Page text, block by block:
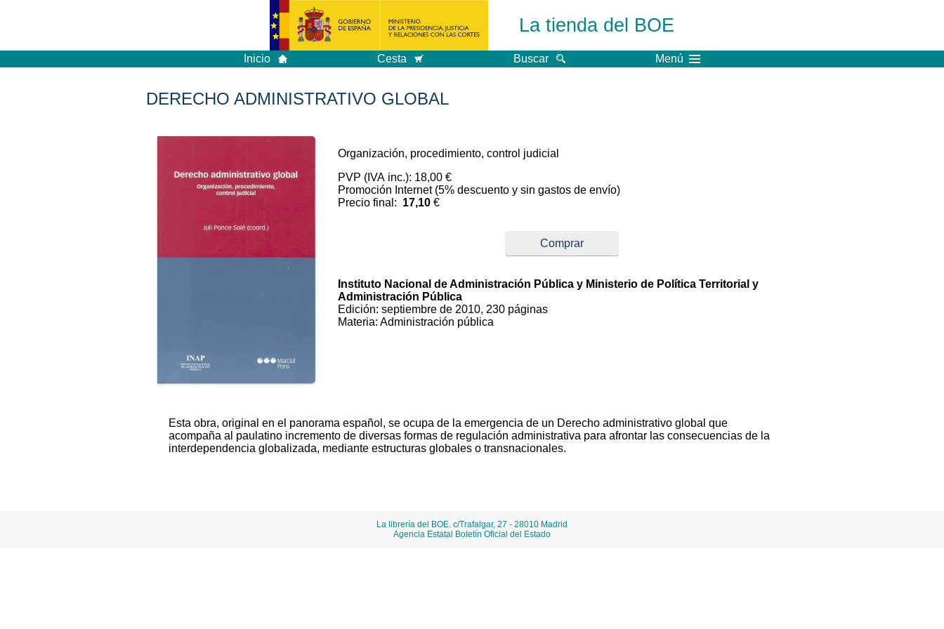
La tienda del BOE
Inicio Cesta Buscar Menú
DERECHO ADMINISTRATIVO GLOBAL
Organización, procedimiento, control judicial
PVP (IVA inc.): 18,00 €
Promoción Internet (5% descuento y sin gastos de envío)
Precio final: 17,10€
Comprar
Instituto Nacional de Administración Pública y Ministerio de Política Territorial y
Administración Pública
Edición: septiembre de 2010, 230 páginas
Materia: Administración pública
Esta obra, original en el panorama español, se ocupa de la emergencia de un Derecho administrativo global que
acompaña al paulatino incremento de diversas formas de regulación administrativa para afrontar las consecuencias de la
interdependencia globalizada, mediante estructuras globales o transnacionales.
La librería del BOE. c/Trafalgar, 27 - 28010 Madrid
Agencia Estatal Boletín Oficial del Estado